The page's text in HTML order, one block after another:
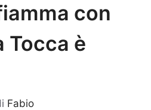
con
Tocca è
Fabio